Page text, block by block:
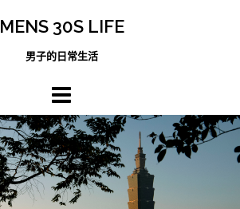
MENS 30S LIFE
男子的日常生活